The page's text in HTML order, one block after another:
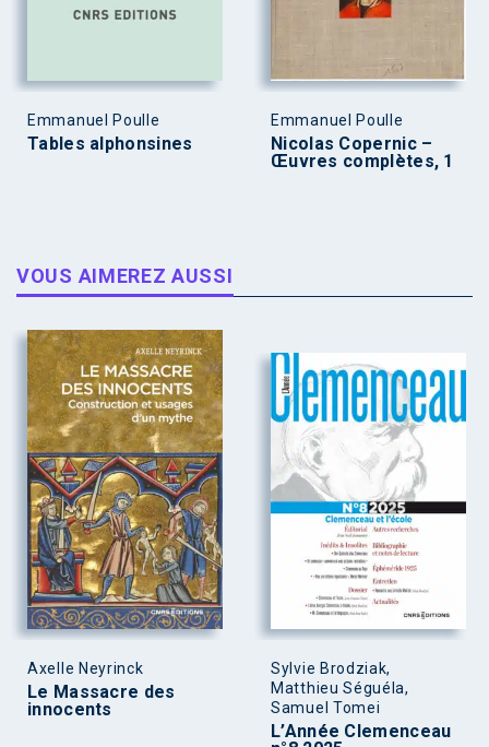
Emmanuel Poulle
Tables alphonsines
Emmanuel Poulle
Nicolas Copernic –
Œuvres complètes, 1
VOUS AIMEREZ AUSSI
Axelle Neyrinck
Le Massacre des
innocents
Sylvie Brodziak,
Matthieu Séguéla,
Samuel Tomei
L’Année Clemenceau